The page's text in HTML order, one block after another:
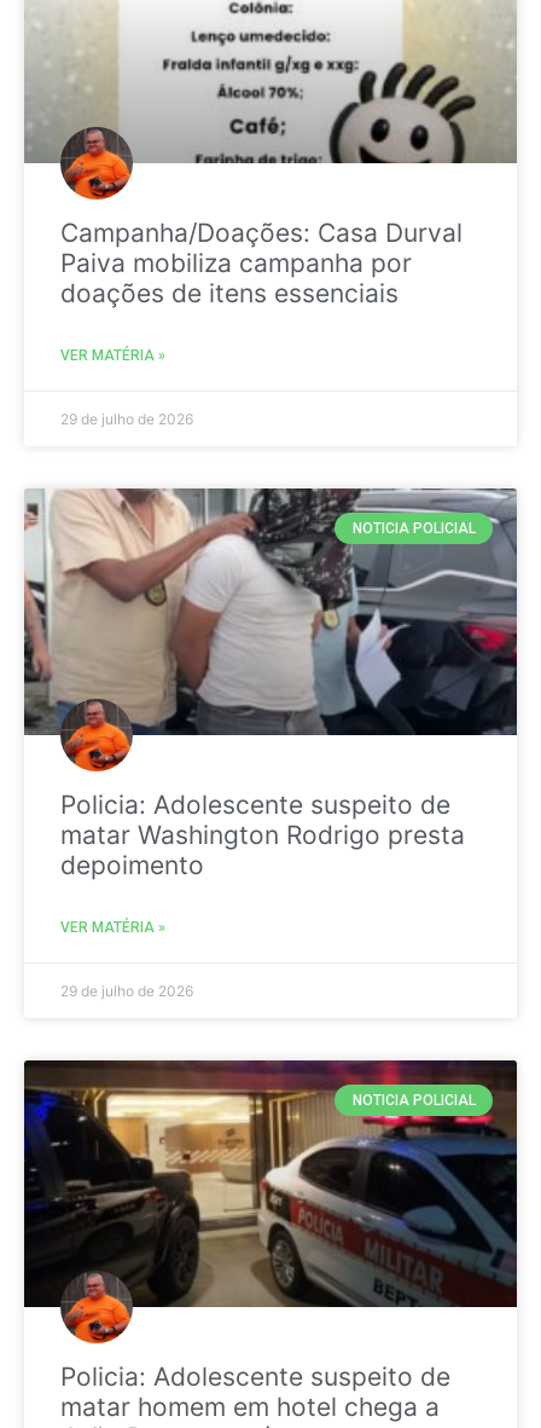
Campanha/Doações: Casa Durval
Paiva mobiliza campanha por
doações de itens essenciais
VER MATÉRIA »
29 de julho de 2026
NOTICIA POLICIAL
Policia: Adolescente suspeito de
matar Washington Rodrigo presta
depoimento
VER MATÉRIA »
29 de julho de 2026
NOTICIA POLICIAL
Policia: Adolescente suspeito de
matar homem em hotel chega a